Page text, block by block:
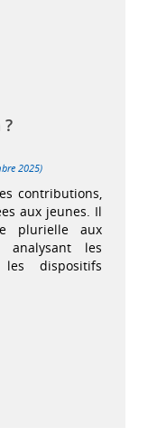
2025)
contributions,
aux jeunes. Il
plurielle aux
analysant les
dispositifs